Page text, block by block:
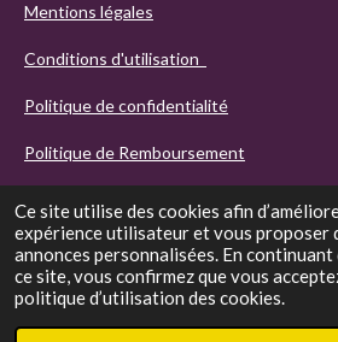
Ce site utilise des cookies afin
expérience utilisateur et vous proposer
annonces personnalisées. En
ce site, vous confirmez que vous
politique d’utilisation des cookies.
Mentions légales
Conditions d'utilisation
Politique de confidentialité
Politique de Remboursement